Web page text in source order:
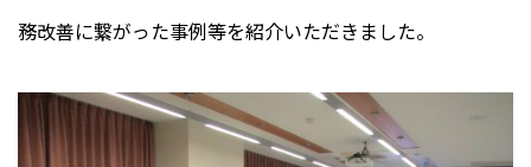
務改善に繋がった事例等を紹介いただきました。